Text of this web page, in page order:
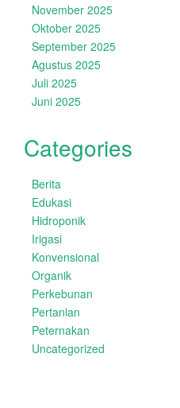
November 2025
Oktober 2025
September 2025
Agustus 2025
Juli 2025
Juni 2025
Categories
Berita
Edukasi
Hidroponik
Irigasi
Konvensional
Organik
Perkebunan
Pertanian
Peternakan
Uncategorized